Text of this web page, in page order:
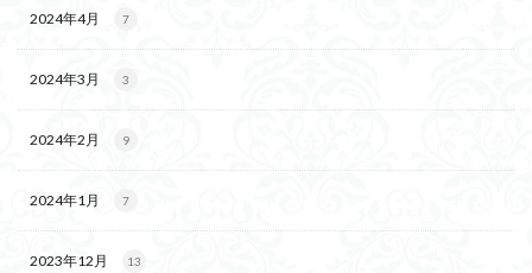
2024年4月 7
2024年3月 3
2024年2月 9
2024年1月 7
2023年12月 13